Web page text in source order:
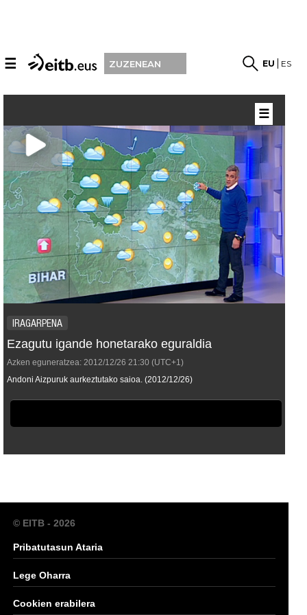
☰ ZUZENEAN EU ES
IRAGARPENA
Ezagutu igande honetarako eguraldia
Azken eguneratzea: 2012/12/26 21:30 (UTC+1)
Andoni Aizpuruk aurkeztutako saioa. (2012/12/26)
☰
© EITB - 2026
Pribatutasun Ataria
Lege Oharra
Cookien erabilera